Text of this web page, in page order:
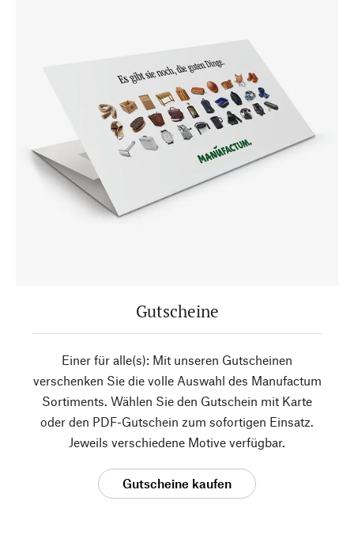
Gutscheine
Einer für alle(s): Mit unseren Gutscheinen
verschenken Sie die volle Auswahl des Manufactum
Sortiments. Wählen Sie den Gutschein mit Karte
oder den PDF-Gutschein zum sofortigen Einsatz.
Jeweils verschiedene Motive verfügbar.
Gutscheine kaufen